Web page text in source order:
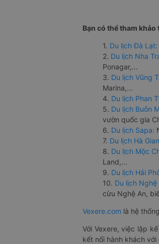
Bạn có thể tham
1. Du lịch Đà Lạt:
2. Du lịch Nha
Ponagar,...
3. Du lịch Vũng
Marina,...
4. Du lịch Phan
5. Du lịch Buôn
vườn quốc gia
6. Du lịch Sapa:
7. Du lịch Hà
8. Du lịch Mộc
Land,...
9. Du lịch Hải
10. Du lịch Nghệ
cừu Nghệ An,
Vexere.com là hệ
Với Vexere, việc lập
kết nối hành khách